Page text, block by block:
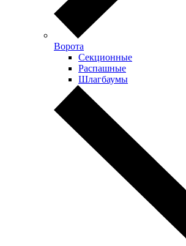
Ворота
Секционные
Распашные
Шлагбаумы